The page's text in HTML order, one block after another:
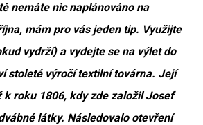
nemáte nic naplánováno na
mám pro vás jeden tip. Využijte
vydrží) a vydejte se na výlet do
stoleté výročí textilní továrna. Její
k roku 1806, kdy zde založil Josef
látky. Následovalo otevření